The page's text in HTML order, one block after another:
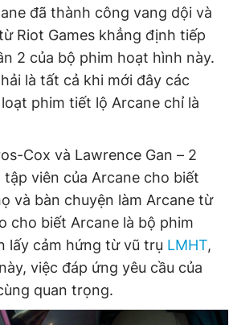
Bạn cần biết
Liên hệ quảng cáo
điện thoại
đã thành công vang dội và
Riot Games khẳng định tiếp
2 của bộ phim hoạt hình này.
là tất cả khi mới đây các
phim tiết lộ Arcane chỉ là
Cox và Lawrence Gan – 2
viên của Arcane cho biết
và bàn chuyện làm Arcane từ
cho biết Arcane là bộ phim
lấy cảm hứng từ vũ trụ LMHT,
việc đáp ứng yêu cầu của
quan trọng.